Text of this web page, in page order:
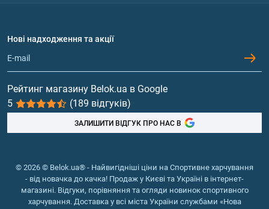
Обмін та повернення
Протеїн
Гейнери
Вітаміни та мінерали
Риб'ячий жир, жирні кислоти
Нові надходження та акції
Рейтинг магазину Belok.ua в Google
5
(189 відгуків)
ЗАЛИШИТИ ВІДГУК ПРО НАС В
© 2026 © Belok.ua® - Найвигідніші ціни на Спортивне харчування
- від новачка до качка! Продаж у Києві та Україні в інтернет-
магазині. Відгуки, порівняння та огляди новинок спортивного
харчування. Доставка у всі міста України службами «Нова